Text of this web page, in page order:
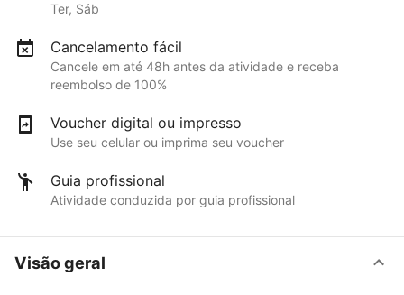
Ter, Sáb
Cancelamento fácil
Cancele em até 48h antes da atividade e receba
reembolso de 100%
Voucher digital ou impresso
Use seu celular ou imprima seu voucher
Guia profissional
Atividade conduzida por guia profissional
Visão geral